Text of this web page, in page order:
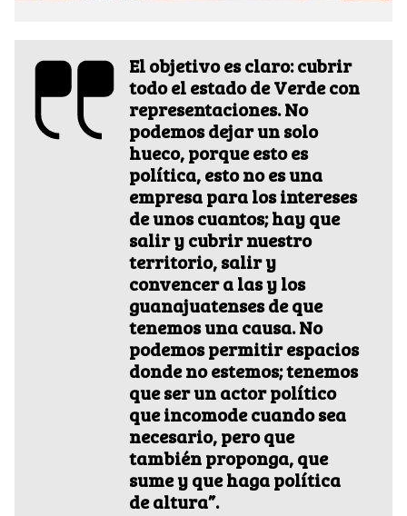
El objetivo es claro: cubrir
todo el estado de Verde con
representaciones. No
podemos dejar un solo
hueco, porque esto es
política, esto no es una
empresa para los intereses
de unos cuantos; hay que
salir y cubrir nuestro
territorio, salir y
convencer a las y los
guanajuatenses de que
tenemos una causa. No
podemos permitir espacios
donde no estemos; tenemos
que ser un actor político
que incomode cuando sea
necesario, pero que
también proponga, que
sume y que haga política
de altura”.